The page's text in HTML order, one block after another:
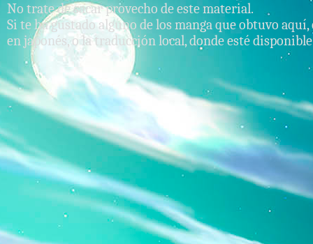
No trate de sacar provecho de este material.
Si te ha gustado alguno de los manga que obtuvo
en japonés, o la traducción local, donde esté